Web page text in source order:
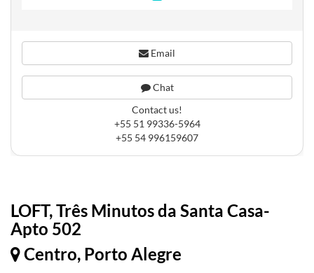
LOFT, Três Minutos da Santa Casa-
Apto 502
Centro, Porto Alegre
Email
Chat
Contact us!
+55 51 99336-5964
+55 54 996159607